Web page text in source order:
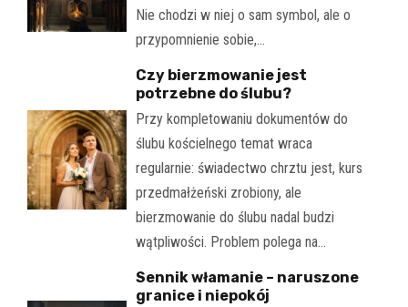
Nie chodzi w niej o sam symbol, ale o
przypomnienie sobie,…
Czy bierzmowanie jest
potrzebne do ślubu?
Przy kompletowaniu dokumentów do
ślubu kościelnego temat wraca
regularnie: świadectwo chrztu jest, kurs
przedmałżeński zrobiony, ale
bierzmowanie do ślubu nadal budzi
wątpliwości. Problem polega na…
Sennik włamanie – naruszone
granice i niepokój